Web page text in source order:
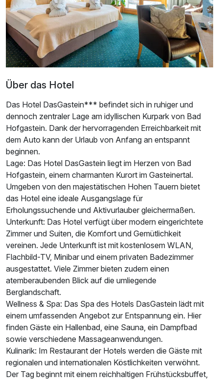
Doppelzimmer Panorama
2 Erwachsene und 1 Kind
Für 7 Tage p.P. ab107,40 €
Dreibettzimmer Bergblick
3 Erwachsene
Ausstattung
Für 7 Tage p.P. ab101,60 €
Über das Hotel
Das Hotel DasGastein*** befindet sich in ruhiger und
dennoch zentraler Lage am idyllischen Kurpark von Bad
Hofgastein. Dank der hervorragenden Erreichbarkeit mit
dem Auto kann der Urlaub von Anfang an entspannt
beginnen.
Lage: Das Hotel DasGastein liegt im Herzen von Bad
Hofgastein, einem charmanten Kurort im Gasteinertal.
Umgeben von den majestätischen Hohen Tauern bietet
das Hotel eine ideale Ausgangslage für
Erholungssuchende und Aktivurlauber gleichermaßen.
Unterkunft: Das Hotel verfügt über modern eingerichtete
Zimmer und Suiten, die Komfort und Gemütlichkeit
vereinen. Jede Unterkunft ist mit kostenlosem WLAN,
Flachbild-TV, Minibar und einem privaten Badezimmer
ausgestattet. Viele Zimmer bieten zudem einen
atemberaubenden Blick auf die umliegende
Berglandschaft.
Wellness & Spa: Das Spa des Hotels DasGastein lädt mit
einem umfassenden Angebot zur Entspannung ein. Hier
finden Gäste ein Hallenbad, eine Sauna, ein Dampfbad
sowie verschiedene Massageanwendungen.
Kulinarik: Im Restaurant der Hotels werden die Gäste mit
regionalen und internationalen Köstlichkeiten verwöhnt.
Der Tag beginnt mit einem reichhaltigen Frühstücksbuffet,